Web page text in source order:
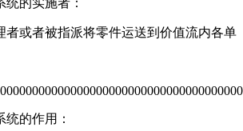
或者被指派将零件运送到价值流内各单
的作用：